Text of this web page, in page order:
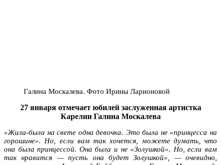
Галина Москалева. Фото Ирины Ларионовой
27 января отмечает юбилей заслуженная артистка
Карелии Галина Москалева
«Жила-была на свете одна девочка. Это была не «принцесса на
горошине». Но, если вам так хочется, можете думать, что
она была принцессой. Она была и не «Золушкой». Но, если вам
так нравится — пусть она будет Золушкой», — очевидно,